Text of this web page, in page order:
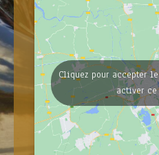
Cliquez pour accepter
activer ce